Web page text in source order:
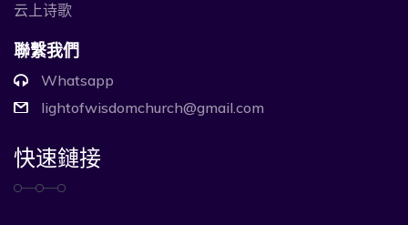
云上诗歌
聯繫我們
Whatsapp
lightofwisdomchurch@gmail.com
快速鏈接